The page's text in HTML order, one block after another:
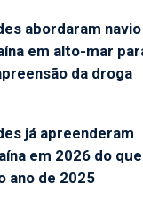
abordaram navio
em alto-mar
da droga
já apreenderam
em 2026 do que
ano de 2025